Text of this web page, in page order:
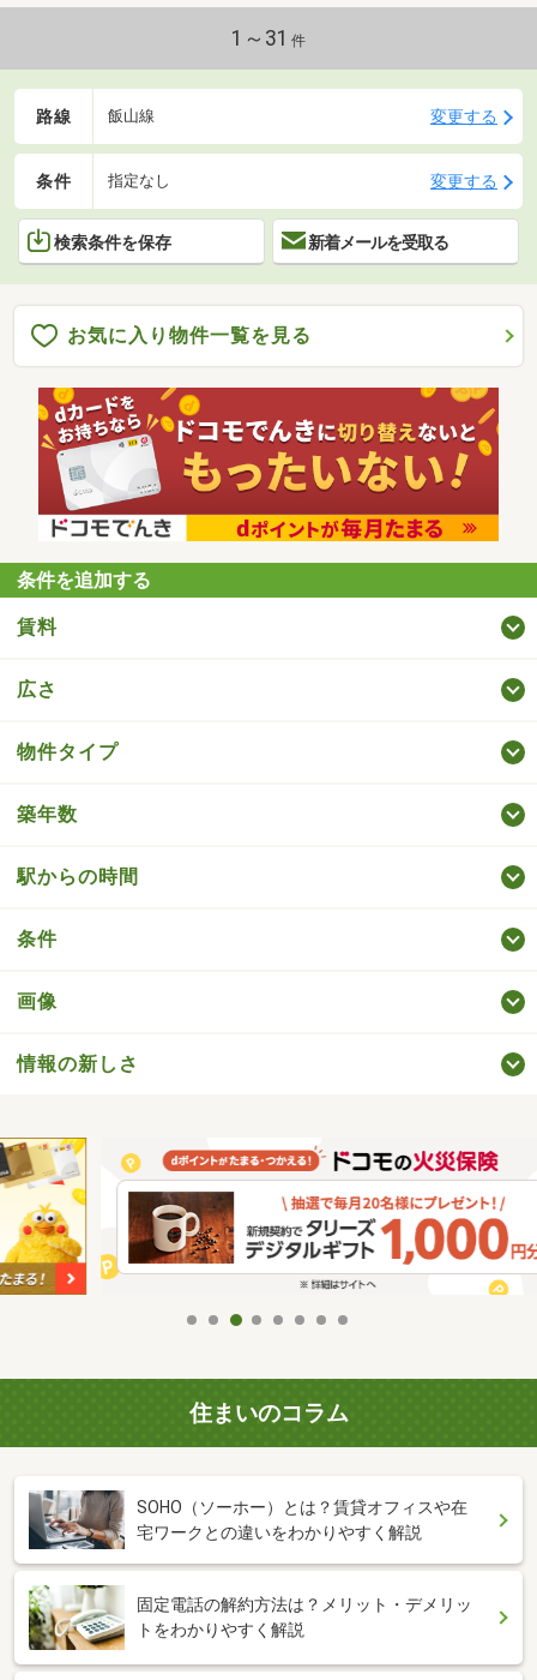
1～31 件
路線 飯山線 変更する
条件 指定なし 変更する
検索条件を保存 新着メールを受取る
お気に入り物件一覧を見る
条件を追加する
賃料
広さ
物件タイプ
築年数
駅からの時間
条件
画像
情報の新しさ
住まいのコラム
SOHO（ソーホー）とは？賃貸オフィスや在
宅ワークとの違いをわかりやすく解説
固定電話の解約方法は？メリット・デメリッ
トをわかりやすく解説